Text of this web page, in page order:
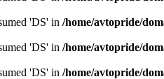
'DS' in /home/avtopride/
'DS' in /home/avtopride/
'DS' in /home/avtopride/